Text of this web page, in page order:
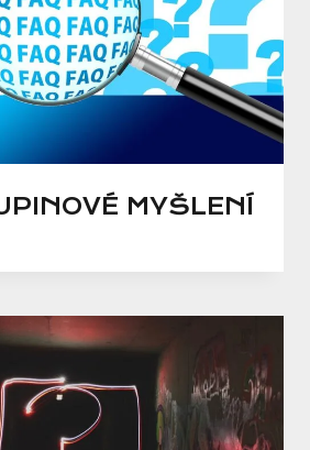
MYŠLENÍ